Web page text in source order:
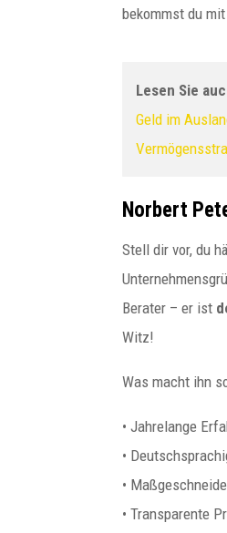
bekommst du
Lesen Sie
Geld im
Norbert
Stell dir vor, du
Berater – er ist
Witz!
Was macht ihn
• Jahrelange
•
•
• Transparente